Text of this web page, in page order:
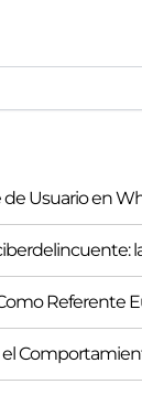
Usuario en
Referente